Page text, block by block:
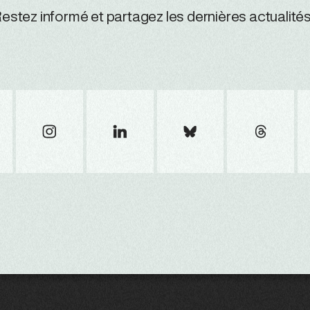
informé et partagez les dernières